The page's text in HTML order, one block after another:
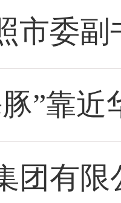
市委
”靠近
团有